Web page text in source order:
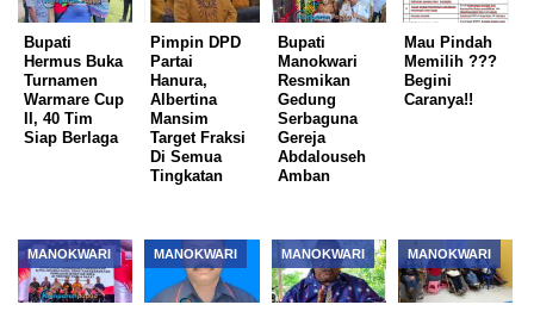
Bupati
Hermus Buka
Turnamen
Warmare Cup
II, 40 Tim
Siap Berlaga
Pimpin DPD
Partai
Hanura,
Albertina
Mansim
Target Fraksi
Di Semua
Tingkatan
Bupati
Manokwari
Resmikan
Gedung
Serbaguna
Gereja
Abdalouseh
Amban
Mau Pindah
Memilih ???
Begini
Caranya!!
MANOKWARI MANOKWARI MANOKWARI MANOKWARI